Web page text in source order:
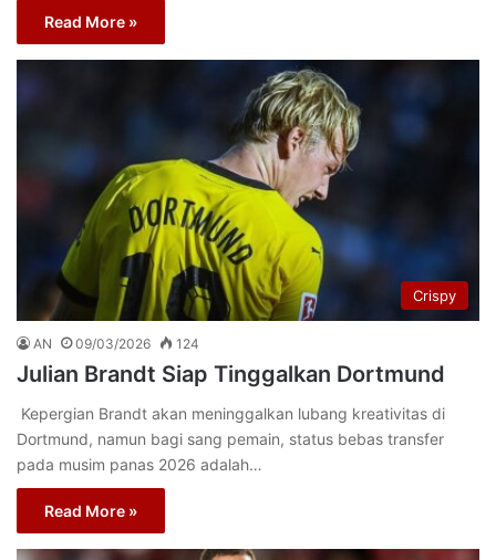
Read More »
Crispy
AN 09/03/2026 124
Julian Brandt Siap Tinggalkan Dortmund
Kepergian Brandt akan meninggalkan lubang kreativitas di
Dortmund, namun bagi sang pemain, status bebas transfer
pada musim panas 2026 adalah…
Read More »